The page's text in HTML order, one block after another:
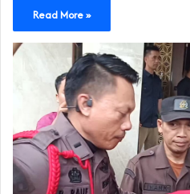
Read More »